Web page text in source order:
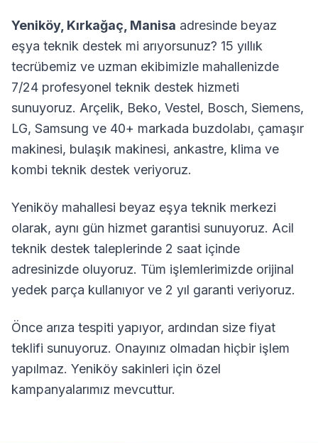
Yeniköy, Kırkağaç Manisa adresinde beyaz
eşya teknik destek mi arıyorsunuz? 15 yıllık
tecrübemiz ve uzman ekibimizle mahallenizde
7/24 profesyonel teknik destek hizmeti
sunuyoruz. Arçelik, Beko, Vestel, Bosch, Siemens,
LG, Samsung ve 40+ markada buzdolabı, çamaşır
makinesi, bulaşık makinesi, ankastre, klima ve
kombi teknik destek veriyoruz.
Yeniköy mahallesi beyaz eşya teknik merkezi
olarak, aynı gün hizmet garantisi sunuyoruz. Acil
teknik destek taleplerinde 2 saat içinde
adresinizde oluyoruz. Tüm işlemlerimizde orijinal
yedek parça kullanıyor ve 2 yıl garanti veriyoruz.
Önce arıza tespiti yapıyor, ardından size fiyat
teklifi sunuyoruz. Onayınız olmadan hiçbir işlem
yapılmaz. Yeniköy sakinleri için özel
kampanyalarımız mevcuttur.